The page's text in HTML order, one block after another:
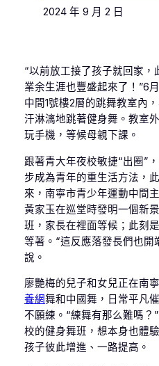
2024 年 9 月 2 日
“以前放工接了孩子就回家
業余生涯也豐盛起來了！”6
中間1號樓2層的跳舞教室內
汗淋漓地跳著健身舞。教室
玩手機，等候母親下課。
跟著青大年夜校敏捷“出圈”
步成為青年的重生活方法，
來，南寧市青少年運動中間
黃家玉在巡堂時發明一個新
班，家長在裡面等候；此刻
等著。“這反應落發長們也開
說。
廖艷梅的兒子和女兒正在南
養網舞和中國舞，日常平凡
不願練。“練舞有那么難嗎？
校的健身舞班，想本身也體
孩子彼此增進、一路提高。